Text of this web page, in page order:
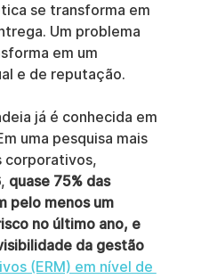
se transforma em
Um problema
em um
e de reputação.
já é conhecida em
uma pesquisa mais
corporativos,
quase 75% das
pelo menos um
no último ano, e
da gestão
(ERM) em nível de